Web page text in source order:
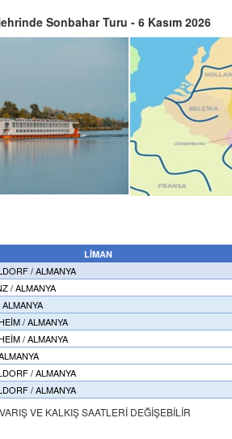
Sonbahar Turu - 6 Kasım 2026
LİMAN
/ ALMANYA
/ ALMANYA
/ ALMANYA
/ ALMANYA
/ ALMANYA
/ ALMANYA
VE KALKIŞ SAATLERİ DEĞİŞEBİLİR